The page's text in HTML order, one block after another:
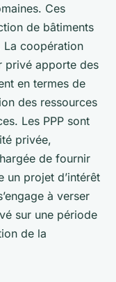
Ces
de bâtiments
La coopération
privé apporte des
en termes de
des ressources
Les PPP sont
privée,
de fournir
un projet d’intérêt
à verser
sur une période
de la